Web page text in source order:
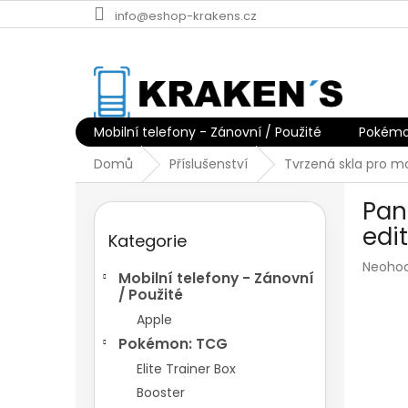
na
info@eshop-krakens.cz
Mobilní telefony - Zánovní / Použité
Domů
Příslušenství Tvrzená skla pro
kategorie
Kategorie
Mobilní telefony - Zánovní
/ Použité
Apple
Pokémon: TCG
Elite Trainer Box
Booster